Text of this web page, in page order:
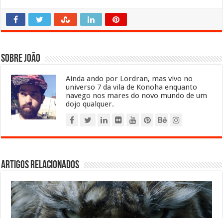
Sobre João
Ainda ando por Lordran, mas vivo no
universo 7 da vila de Konoha enquanto
navego nos mares do novo mundo de um
dojo qualquer.
Artigos relacionados